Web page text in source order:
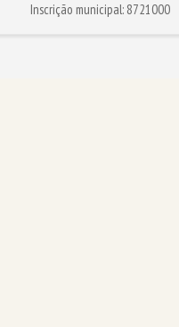
Inscrição municipal: 8721000